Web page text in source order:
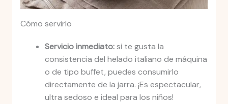
Cómo servirlo
Servicio inmediato:si te gusta la
consistencia del helado italiano de máquina
o de tipo buffet, puedes consumirlo
directamente de la jarra. ¡Es espectacular,
ultra sedoso e ideal para los niños!